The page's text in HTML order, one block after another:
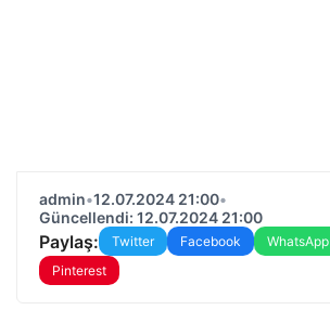
admin•12.07.2024 21:00•
Güncellendi: 12.07.2024 21:00
Paylaş: Twitter Facebook WhatsApp
Pinterest